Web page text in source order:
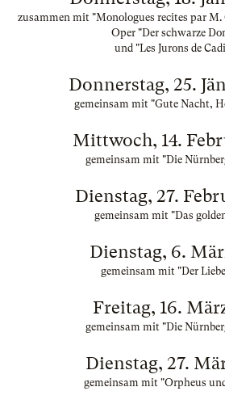
zusammen mit "Monologues recites par
Oper "Der schwarze
und "Les Jurons de
Donnerstag, 25.
gemeinsam mit "Gute Nacht,
Mittwoch, 14.
gemeinsam mit "Die
Dienstag, 27.
gemeinsam mit "Das
Dienstag, 6.
gemeinsam mit "Der
Freitag, 16.
gemeinsam mit "Die
Dienstag, 27.
gemeinsam mit "Orpheus